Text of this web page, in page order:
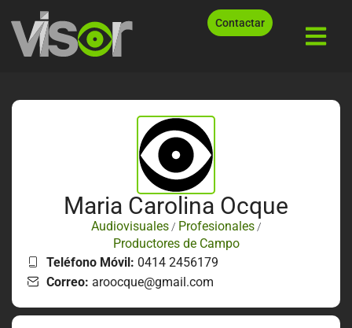
Contactar
Maria Carolina Ocque
Audiovisuales/ Profesionales/
Productores de Campo
Teléfono Móvil: 0414 2456179
Correo: aroocque@gmail.com